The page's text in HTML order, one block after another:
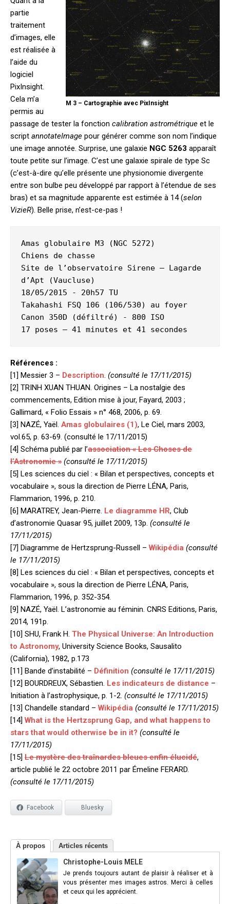
M 3 – Cartographie avec PixInsight
partie
traitement
d’images, elle
est réalisée à
l’aide du
logiciel
PixInsight.
Cela m’a
permis au
passage de tester la fonction calibration astrométrique et le
script annotateImage pour générer comme son nom l’indique
une image annotée. Surprise, une galaxie NGC 5263 apparaît
toute petite sur l’image. C’est une galaxie spirale de type Sc
(c’est-à-dire qu’elle présente une physionomie divergente
entre son bulbe peu développé par rapport à l’étendue de ses
bras) et sa magnitude apparente est estimée à 14 (selon
VizieR). Belle prise, n’est-ce-pas !
Amas globulaire M3 (NGC 5272)
Chiens de chasse
Site de l’observatoire Sirene – Lagarde
d’Apt (Vaucluse)
18/05/2015 - 20h57 TU
Takahashi FSQ 106 (106/530) au foyer
Canon 350D (défiltré) - 800 ISO
Références :
[1] Messier 3 – Description. (consulté le 17/11/2015)
[2] TRINH XUAN THUAN. Origines – La nostalgie des
commencements, Edition mise à jour, Fayard, 2003 ;
Gallimard, « Folio Essais » n° 468, 2006, p. 69.
[3] NAZÉ, Yaël. Amas globulaires (1), Le Ciel, mars 2003,
vol.65, p. 63-69. (consulté le 17/11/2015)
[4] Schéma publié par l’association « Les Choses de
l’Astronomie » (consulté le 17/11/2015)
[5] Les sciences du ciel : « Bilan et perspectives, concepts et
vocabulaire », sous la direction de Pierre LÉNA, Paris,
Flammarion, 1996, p. 210.
[6] MARATREY, Jean-Pierre. Le diagramme HR, Club
d’astronomie Quasar 95, juillet 2009, 13p. (consulté le
17/11/2015)
[7] Diagramme de Hertzsprung-Russell – Wikipédia (consulté
le 17/11/2015)
[8] Les sciences du ciel : « Bilan et perspectives, concepts et
vocabulaire », sous la direction de Pierre LÉNA, Paris,
Flammarion, 1996, p. 352-354.
[9] NAZÉ, Yaël. L’astronomie au féminin. CNRS Editions, Paris,
2014, 191p.
[10] SHU, Frank H. The Physical Universe: An Introduction
to Astronomy, University Science Books, Sausalito
(California), 1982, p.173
[11] Bande d’instabilité – Définition (consulté le 17/11/2015)
[12] BOURDREUX, Sébastien. Les indicateurs de distance –
Initiation à l’astrophysique, p. 1-2. (consulté le 17/11/2015)
[13] Chandelle standard – Wikipédia (consulté le 17/11/2015)
[14] What is the Hertzsprung Gap, and what happens to
stars that would otherwise be in it? (consulté le
17/11/2015)
[15] Le mystère des traînardes bleues enfin élucidé,
article publié le 22 octobre 2011 par Émeline FERARD.
(consulté le 17/11/2015)
Facebook Bluesky
À propos Articles récents
Christophe-Louis MELE
Je prends toujours autant de plaisir à réaliser et à
vous présenter mes images astros. Merci à celles
et ceux qui les apprécient.